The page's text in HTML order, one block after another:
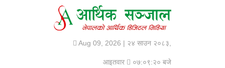
Aug 09, 2026 | २४ साउन २०८३,
आइतवार ०७:०९:२० बजे